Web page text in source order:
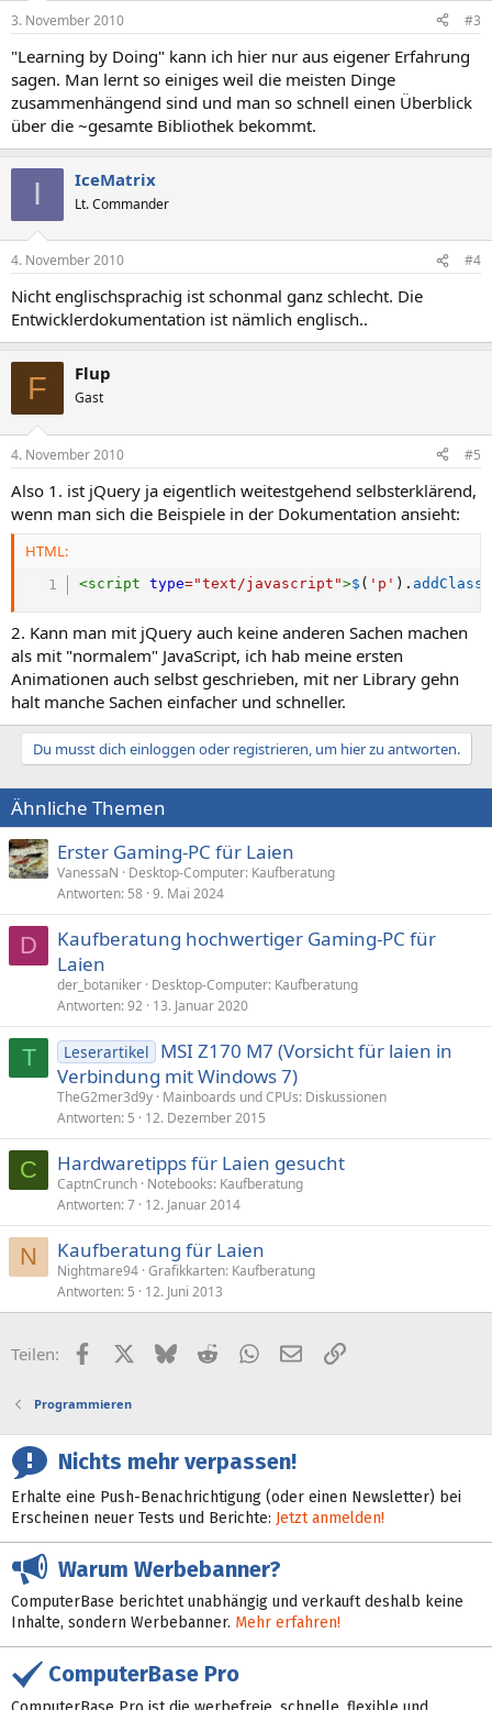
3. November 2010 #3
"Learning by Doing" kann ich hier nur aus eigener Erfahrung
sagen. Man lernt so einiges weil die meisten Dinge
zusammenhängend sind und man so schnell einen Überblick
über die ~gesamte Bibliothek bekommt.
I IceMatrix
Lt. Commander
4. November 2010 #4
Nicht englischsprachig ist schonmal ganz schlecht. Die
Entwicklerdokumentation ist nämlich englisch..
F Flup
Gast
4. November 2010 #5
Also 1. ist jQuery ja eigentlich weitestgehend selbsterklärend,
wenn man sich die Beispiele in der Dokumentation ansieht:
HTML:
<script type="text/javascript ">$ ( 'p' ) . addClass
2. Kann man mit jQuery auch keine anderen Sachen machen
als mit "normalem" JavaScript, ich hab meine ersten
Animationen auch selbst geschrieben, mit ner Library gehn
halt manche Sachen einfacher und schneller.
Du musst dich einloggen oder registrieren, um hier zu antworten.
Ähnliche Themen
Erster Gaming-PC für Laien
VanessaN
Desktop-Computer: Kaufberatung
Antworten 58 9. Mai 2024
D
Kaufberatung hochwertiger Gaming-PC für
Laien
der_botaniker Desktop-Computer: Kaufberatung
Antworten 92 13. Januar 2020
T Leserartikel
MSI Z170 M7 (Vorsicht für laien in
Verbindung mit Windows 7)
TheG2mer3d9y Mainboards und CPUs: Diskussionen
Antworten 5 12. Dezember 2015
C Hardwaretipps für Laien gesucht
CaptnCrunch Notebooks: Kaufberatung
Antworten 7 12. Januar 2014
N Kaufberatung für Laien
Nightmare94 Grafikkarten: Kaufberatung
Antworten 5 12. Juni 2013
Teilen: FacebookX (Twitter)
BlueskyRedditWhatsApp
E-MailLink
Programmieren
Nichts mehr verpassen!
Erhalte eine Push-Benachrichtigung (oder einen Newsletter) bei
Erscheinen neuer Tests und Berichte: Jetzt anmelden!
Warum Werbebanner?
ComputerBase berichtet unabhängig und verkauft deshalb keine
Inhalte, sondern Werbebanner. Mehr erfahren!
ComputerBase Pro